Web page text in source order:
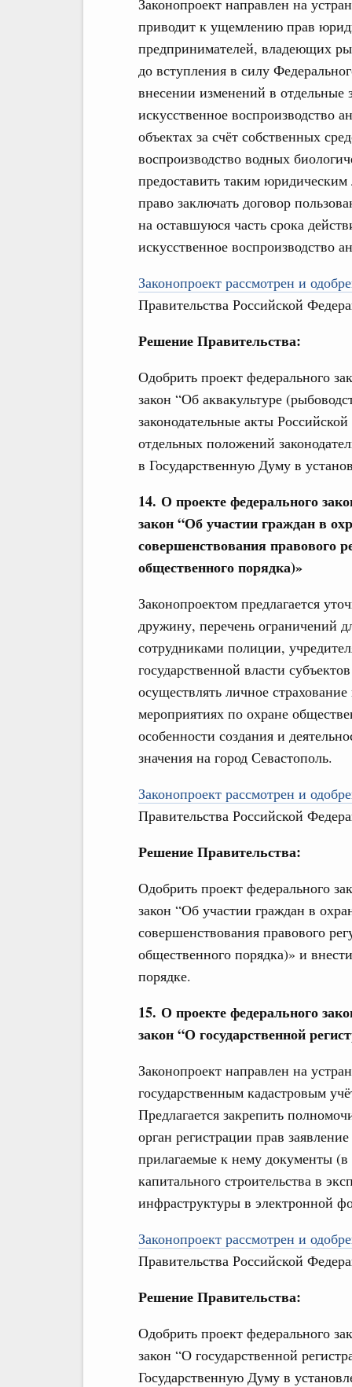
приводит к ущемлению прав
предпринимателей, владеющих
до вступления в силу
внесении изменений в отдельные
искусственное воспроизводство
объектах за счёт собственных
воспроизводство водных
предоставить таким
право заключать договор
на оставшуюся часть срока
искусственное воспроизводство
Законопроект рассмотрен и
Правительства Российской
Решение Правительства:
Одобрить проект федерального
закон “Об аквакультуре
законодательные акты
отдельных положений
в Государственную Думу в
14. О проекте федерального
закон “Об участии граждан в
совершенствования правового
общественного порядка)»
Законопроектом предлагается
дружину, перечень ограничений
сотрудниками полиции,
государственной власти
осуществлять личное
мероприятиях по охране
особенности создания и
значения на город Севастополь.
Законопроект рассмотрен и
Правительства Российской
Решение Правительства:
Одобрить проект федерального
закон “Об участии граждан в
совершенствования правового
общественного порядка)» и
порядке.
15. О проекте федерального
закон “О государственной
Законопроект направлен на
государственным кадастровым
Предлагается закрепить
орган регистрации прав
прилагаемые к нему документы
капитального строительства в
инфраструктуры в электронной
Законопроект рассмотрен и
Правительства Российской
Решение Правительства:
Одобрить проект федерального
закон “О государственной
Государственную Думу в